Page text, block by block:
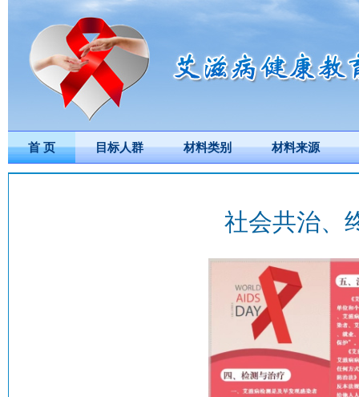
首 页 目标人群 材料类别 材料来源
社会共治、